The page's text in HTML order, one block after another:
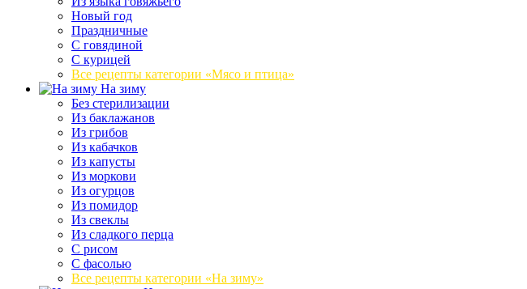
Новый год
Праздничные
С говядиной
С курицей
Все рецепты категории «Мясо и птица»
На зиму
Без стерилизации
Из баклажанов
Из грибов
Из кабачков
Из капусты
Из моркови
Из огурцов
Из помидор
Из свеклы
Из сладкого перца
С рисом
С фасолью
Все рецепты категории «На зиму»